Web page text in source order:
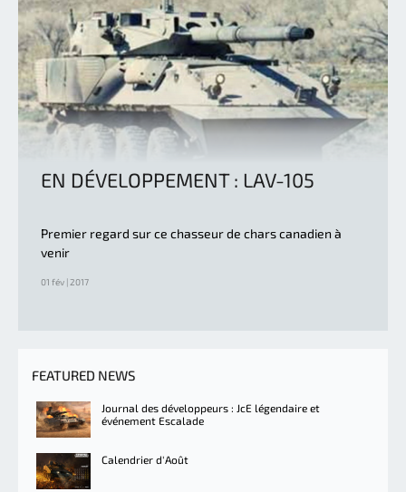
EN DÉVELOPPEMENT : LAV-105
Premier regard sur ce chasseur de chars canadien à
venir
01 fév | 2017
FEATURED NEWS
Journal des développeurs : JcE légendaire et
événement Escalade
Calendrier d'Août